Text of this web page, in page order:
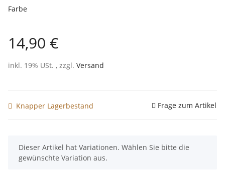
Farbe
14,90 €
inkl. 19% USt. , zzgl. Versand
Knapper Lagerbestand Frage zum Artikel
x
Dieser Artikel hat Variationen. Wählen Sie bitte die
gewünschte Variation aus.